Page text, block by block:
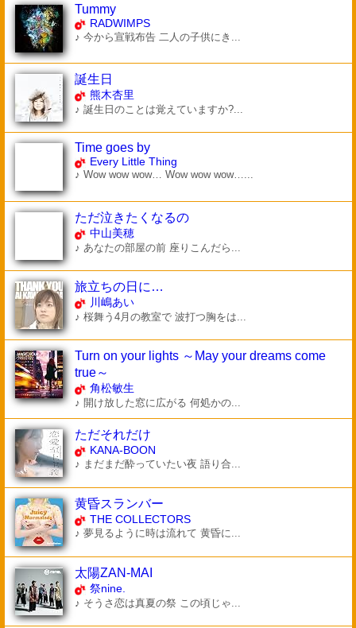
Tummy
RADWIMPS
♪ 今から宣戦布告 二人の子供にき...
誕生日
熊木杏里
♪ 誕生日のことは覚えていますか?...
Time goes by
Every Little Thing
♪ Wow wow wow… Wow wow wow…...
ただ泣きたくなるの
中山美穂
♪ あなたの部屋の前 座りこんだら...
旅立ちの日に…
川嶋あい
♪ 桜舞う4月の教室で 波打つ胸をは...
Turn on your lights ～May your dreams come
true～
角松敏生
♪ 開け放した窓に広がる 何処かの...
ただそれだけ
KANA-BOON
♪ まだまだ酔っていたい夜 語り合...
黄昏スランバー
THE COLLECTORS
♪ 夢見るように時は流れて 黄昏に...
太陽ZAN-MAI
祭nine.
♪ そうさ恋は真夏の祭 この頃じゃ...